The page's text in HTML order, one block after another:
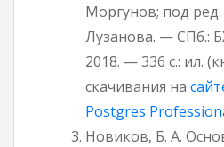
Моргунов; под ред.
Лузанова. — СПб.:
2018. — 336 с.: ил.
скачивания на
Postgres
Новиков, Б. А.